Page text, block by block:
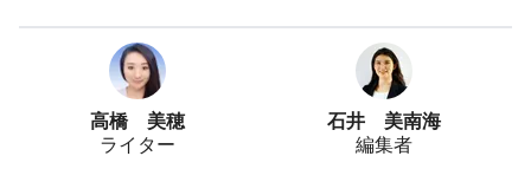
高橋 美穂
ライター
石井 美南海
編集者